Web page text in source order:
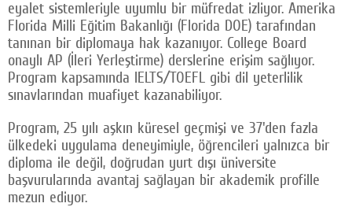
eyalet sistemleriyle uyumlu bir müfredat izliyor. Amerika
Florida Milli Eğitim Bakanlığı (Florida DOE) tarafından
tanınan bir diplomaya hak kazanıyor. College Board
onaylı AP (İleri Yerleştirme) derslerine erişim sağlıyor.
Program kapsamında IELTS/TOEFL gibi dil yeterlilik
sınavlarından muafiyet kazanabiliyor.
Program, 25 yılı aşkın küresel geçmişi ve 37'den fazla
ülkedeki uygulama deneyimiyle, öğrencileri yalnızca bir
diploma ile değil, doğrudan yurt dışı üniversite
başvurularında avantaj sağlayan bir akademik profille
mezun ediyor.